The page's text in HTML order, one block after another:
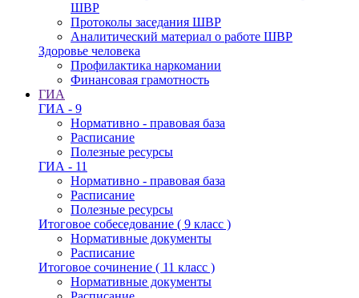
ШВР
Протоколы заседания ШВР
Аналитический материал о работе ШВР
Здоровье человека
Профилактика наркомании
Финансовая грамотность
ГИА
ГИА - 9
Нормативно - правовая база
Расписание
Полезные ресурсы
ГИА - 11
Нормативно - правовая база
Расписание
Полезные ресурсы
Итоговое собеседование ( 9 класс )
Нормативные документы
Расписание
Итоговое сочинение ( 11 класс )
Нормативные документы